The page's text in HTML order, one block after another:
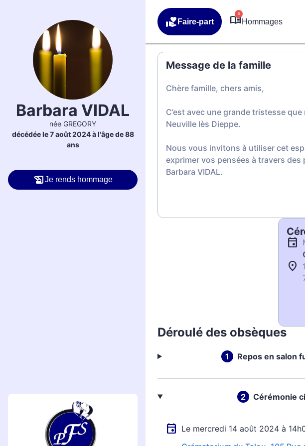
Barbara VIDAL
née GREGORY
décédée le 7 août 2024 à l'âge de 88
ans
Je rends hommage
Faire-part
6
Hommages
Message de la famille
Chère famille, chers amis,
C’est avec une grande tristesse
Neuville lès Dieppe.
Nous vous invitons à utiliser cet
exprimer vos pensées à travers
Barbara VIDAL.
Déroulé des obsèques
Repos en salon
Cérémonie
Le mercredi 14 août 2024 à